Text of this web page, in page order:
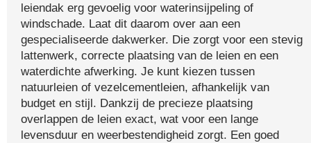
leiendak erg gevoelig voor waterinsijpeling of
windschade. Laat dit daarom over aan een
gespecialiseerde dakwerker. Die zorgt voor een stevig
lattenwerk, correcte plaatsing van de leien en een
waterdichte afwerking. Je kunt kiezen tussen
natuurleien of vezelcementleien, afhankelijk van
budget en stijl. Dankzij de precieze plaatsing
overlappen de leien exact, wat voor een lange
levensduur en weerbestendigheid zorgt. Een goed